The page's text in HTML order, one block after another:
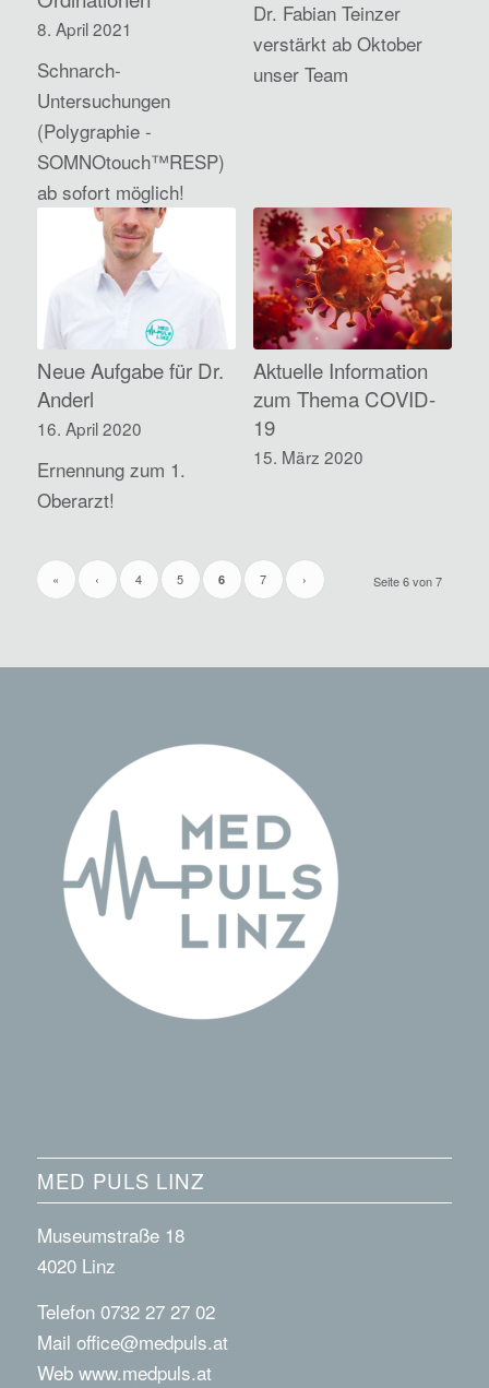
8. April 2021
Schnarch-
Untersuchungen
(Polygraphie -
SOMNOtouch™RESP)
ab sofort möglich!
Dr. Fabian Teinzer
verstärkt ab Oktober
unser Team
Neue Aufgabe für Dr.
Anderl
16. April 2020
Ernennung zum 1.
Oberarzt!
Aktuelle Information
zum Thema COVID-
19
15. März 2020
Seite 6 von 7
« ‹ 4 5 6 7 ›
MED PULS LINZ
Museumstraße 18
4020 Linz
Telefon 0732 27 27 02
Mail office@medpuls.at
Web www.medpuls.at